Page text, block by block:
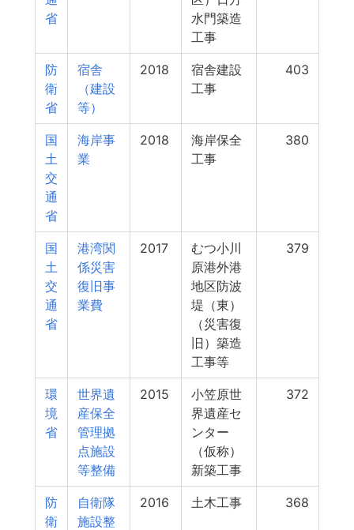
省
水門築造
工事
防
衛
省
宿舎
（建設
等）
2018
宿舎建設
工事
403
国
土
交
通
省
海岸事
業
2018
海岸保全
工事
380
国
土
交
通
省
港湾関
係災害
復旧事
業費
2017
むつ小川
原港外港
地区防波
堤（東）
（災害復
旧）築造
工事等
379
環
境
省
世界遺
産保全
管理拠
点施設
等整備
2015
小笠原世
界遺産セ
ンター
（仮称）
新築工事
372
防
衛
自衛隊
施設整
2016 土木工事 368